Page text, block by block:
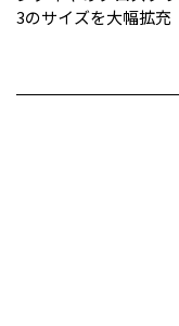
3のサイズを大幅拡充